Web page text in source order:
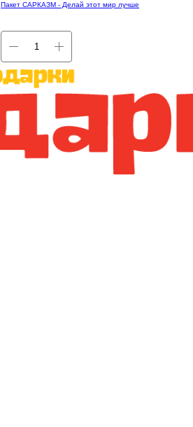
Пакет САРКАЗМ - Делай этот мир лучше